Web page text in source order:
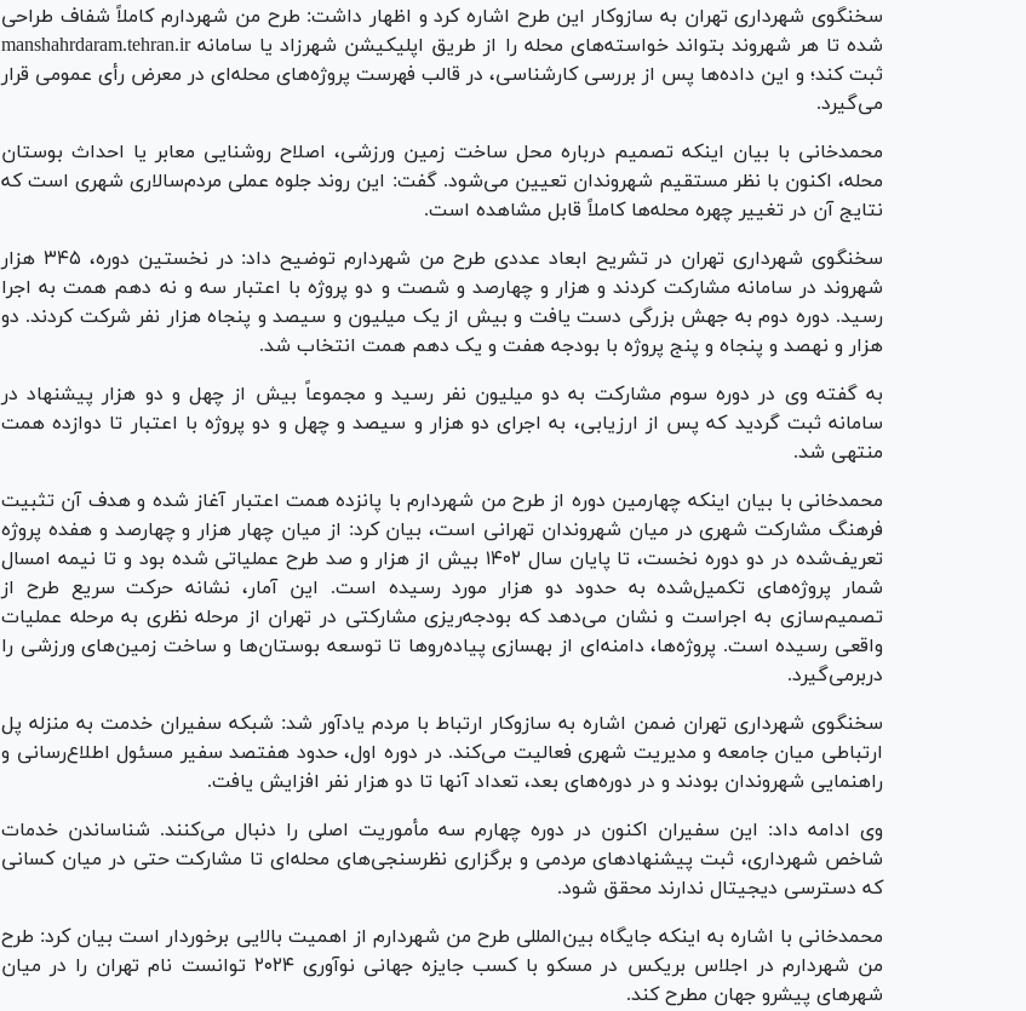
سخنگوی شهرداری تهران به سازوکار این طرح اشاره کرد و اظهار داشت: طرح من شهردارم کاملاً شفاف طراحی
شده تا هر شهروند بتواند خواسته‌های محله را از طریق اپلیکیشن شهرزاد یا سامانه manshahrdaram.tehran.ir
ثبت کند؛ و این داده‌ها پس از بررسی کارشناسی، در قالب فهرست پروژه‌های محله‌ای در معرض رأی عمومی قرار
می‌گیرد.
محمدخانی با بیان اینکه تصمیم درباره محل ساخت زمین ورزشی، اصلاح روشنایی معابر یا احداث بوستان
محله، اکنون با نظر مستقیم شهروندان تعیین می‌شود. گفت: این روند جلوه عملی مردم‌سالاری شهری است که
نتایج آن در تغییر چهره محله‌ها کاملاً قابل مشاهده است.
سخنگوی شهرداری تهران در تشریح ابعاد عددی طرح من شهردارم توضیح داد: در نخستین دوره، ۳۴۵ هزار
شهروند در سامانه مشارکت کردند و هزار و چهارصد و شصت و دو پروژه با اعتبار سه و نه دهم همت به اجرا
رسید. دوره دوم به جهش بزرگی دست یافت و بیش از یک میلیون و سیصد و پنجاه هزار نفر شرکت کردند. دو
هزار و نهصد و پنجاه و پنج پروژه با بودجه هفت و یک دهم همت انتخاب شد.
به گفته وی در دوره سوم مشارکت به دو میلیون نفر رسید و مجموعاً بیش از چهل و دو هزار پیشنهاد در
سامانه ثبت گردید که پس از ارزیابی، به اجرای دو هزار و سیصد و چهل و دو پروژه با اعتبار تا دوازده همت
منتهی شد.
محمدخانی با بیان اینکه چهارمین دوره از طرح من شهردارم با پانزده همت اعتبار آغاز شده و هدف آن تثبیت
فرهنگ مشارکت شهری در میان شهروندان تهرانی است، بیان کرد: از میان چهار هزار و چهارصد و هفده پروژه
تعریف‌شده در دو دوره نخست، تا پایان سال ۱۴۰۲ بیش از هزار و صد طرح عملیاتی شده بود و تا نیمه امسال
شمار پروژه‌های تکمیل‌شده به حدود دو هزار مورد رسیده است. این آمار، نشانه حرکت سریع طرح از
تصمیم‌سازی به اجراست و نشان می‌دهد که بودجه‌ریزی مشارکتی در تهران از مرحله نظری به مرحله عملیات
واقعی رسیده است. پروژه‌ها، دامنه‌ای از بهسازی پیاده‌رو‌ها تا توسعه بوستان‌ها و ساخت زمین‌های ورزشی را
دربرمی‌گیرد.
سخنگوی شهرداری تهران ضمن اشاره به سازوکار ارتباط با مردم یادآور شد: شبکه سفیران خدمت به منزله پل
ارتباطی میان جامعه و مدیریت شهری فعالیت می‌کند. در دوره اول، حدود هفتصد سفیر مسئول اطلاع‌رسانی و
راهنمایی شهروندان بودند و در دوره‌های بعد، تعداد آنها تا دو هزار نفر افزایش یافت.
وی ادامه داد: این سفیران اکنون در دوره چهارم سه مأموریت اصلی را دنبال می‌کنند. شناساندن خدمات
شاخص شهرداری، ثبت پیشنهاد‌های مردمی و برگزاری نظرسنجی‌های محله‌ای تا مشارکت حتی در میان کسانی
که دسترسی دیجیتال ندارند محقق شود.
محمدخانی با اشاره به اینکه جایگاه بین‌المللی طرح من شهردارم از اهمیت بالایی برخوردار است بیان کرد: طرح
من شهردارم در اجلاس بریکس در مسکو با کسب جایزه جهانی نوآوری ۲۰۲۴ توانست نام تهران را در میان
شهر‌های پیشرو جهان مطرح کند.